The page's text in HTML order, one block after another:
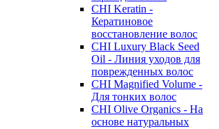
CHI Keratin -
Кератиновое
восстановление волос
CHI Luxury Black Seed
Oil - Линия уходов для
поврежденных волос
CHI Magnified Volume -
Для тонких волос
CHI Olive Organics - На
основе натуральных